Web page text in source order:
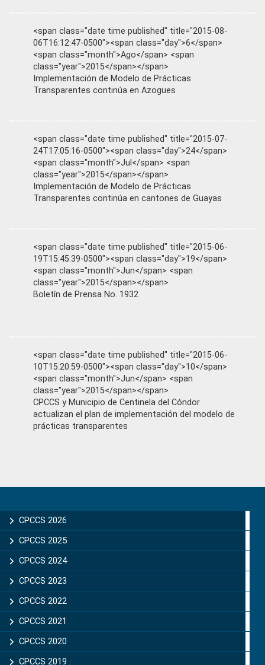
<span class="date time published" title="2015-08-
06T16:12:47-0500"><span class="day">6</span>
<span class="month">Ago</span> <span
class="year">2015</span></span>
Implementación de Modelo de Prácticas
Transparentes continúa en Azogues
<span class="date time published" title="2015-07-
24T17:05:16-0500"><span class="day">24</span>
<span class="month">Jul</span> <span
class="year">2015</span></span>
Implementación de Modelo de Prácticas
Transparentes continúa en cantones de Guayas
<span class="date time published" title="2015-06-
19T15:45:39-0500"><span class="day">19</span>
<span class="month">Jun</span> <span
class="year">2015</span></span>
Boletín de Prensa No. 1932
<span class="date time published" title="2015-06-
10T15:20:59-0500"><span class="day">10</span>
<span class="month">Jun</span> <span
class="year">2015</span></span>
CPCCS y Municipio de Centinela del Cóndor
actualizan el plan de implementación del modelo de
prácticas transparentes
Sidebar
CPCCS 2026
CPCCS 2025
CPCCS 2024
CPCCS 2023
CPCCS 2022
CPCCS 2021
CPCCS 2020
CPCCS 2019 .